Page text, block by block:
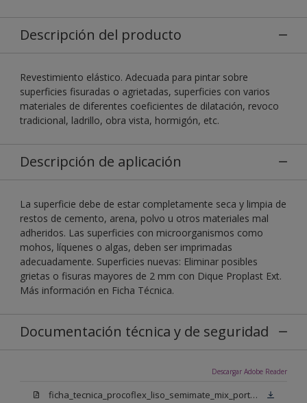
Descripción del producto
Revestimiento elástico. Adecuada para pintar sobre
superficies fisuradas o agrietadas, superficies con varios
materiales de diferentes coeficientes de dilatación, revoco
tradicional, ladrillo, obra vista, hormigón, etc.
Descripción de aplicación
La superficie debe de estar completamente seca y limpia de
restos de cemento, arena, polvo u otros materiales mal
adheridos. Las superficies con microorganismos como
mohos, líquenes o algas, deben ser imprimadas
adecuadamente. Superficies nuevas: Eliminar posibles
grietas o fisuras mayores de 2 mm con Dique Proplast Ext.
Más información en Ficha Técnica.
Documentación técnica y de seguridad
Descargar Adobe Reader
ficha_tecnica_procoflex_liso_semimate_mix_portugues.pdf